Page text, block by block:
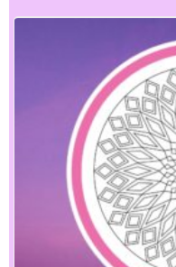
R
E
E
R
D
0
U
I
T
5